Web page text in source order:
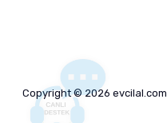
Copyright © 2026 evcilal.com